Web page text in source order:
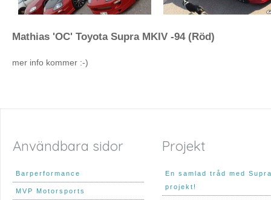
Mathias 'OC' Toyota Supra MKIV -94 (Röd)
mer info kommer :-)
Användbara sidor
Barperformance
MVP Motorsports
Projekt
En samlad tråd med
projekt!